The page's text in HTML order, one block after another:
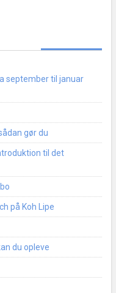
september til januar
gør du
til det
på Koh Lipe
du opleve